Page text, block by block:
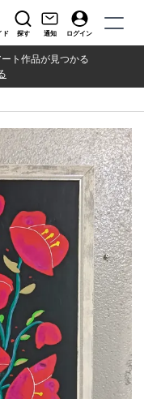
ド 探す 通知 ログイン
ト作品が見つかる